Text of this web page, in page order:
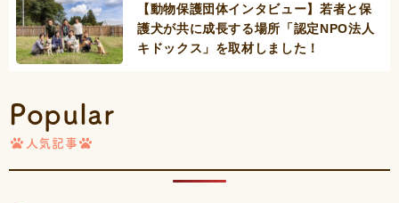
【動物保護団体インタビュー】若者と保
護犬が共に成長する場所「認定NPO法人
キドックス」を取材しました！
Popular
人気記事